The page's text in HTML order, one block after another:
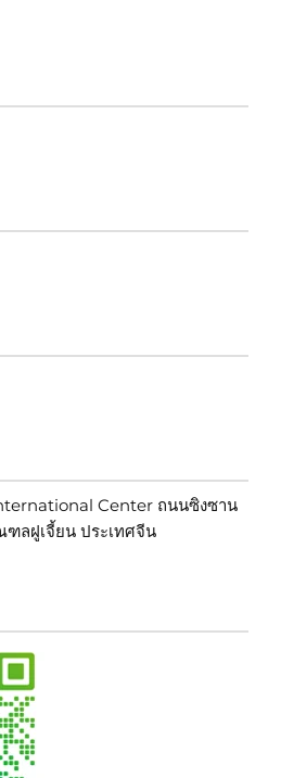
Center ถนนซิงซาน
ฑลฝูเจี้ยน ประเทศจีน